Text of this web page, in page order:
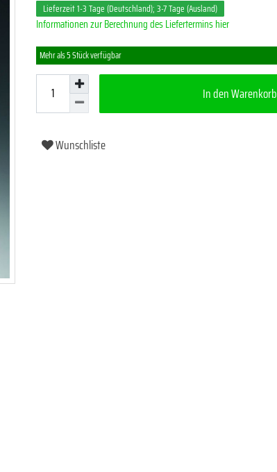
Lieferzeit 1-3 Tage (Deutschland); 3-7 Tage (Ausland)
Informationen zur Berechnung des Liefertermins hier
Mehr als 5 Stück verfügbar
In den Warenkorb
Wunschliste